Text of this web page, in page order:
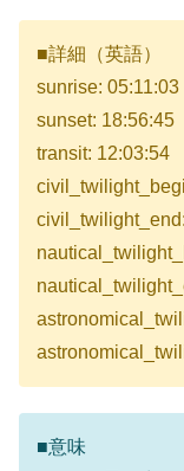
■詳細（英語）
sunrise: 05:11:03
sunset: 18:56:45
transit: 12:03:54
■意味